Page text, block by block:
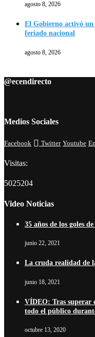
agosto 8, 2026
El Gobierno activó un
feriado nacional
agosto 8, 2026
@ecendirecto
Medios Sociales
Facebook Twitter Youtube
Visitas:
5025204
Video Noticias
35 años de los goles
junio 22, 2021
La cruda realidad de
junio 18, 2021
VÍDEO: Tras superar
todo el público
octubre 13, 2020